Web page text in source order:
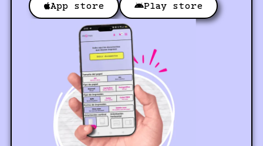
App store Play store